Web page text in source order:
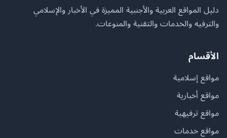
دليل المواقع العربية والأجنبية المميزة في الأخبار والإسلامي
والترفيه والخدمات والتقنية والمنوعات.
الأقسام
مواقع إسلامية
مواقع أخبارية
مواقع ترفيهية
مواقع خدمات